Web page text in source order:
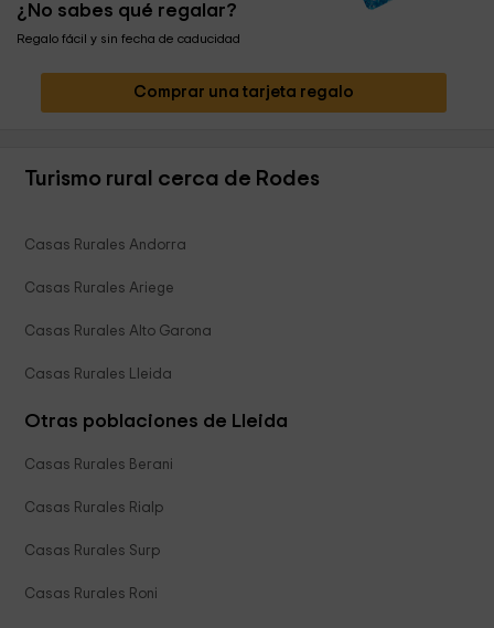
¿No sabes qué regalar?
Regalo fácil y sin fecha de caducidad
Comprar una tarjeta regalo
Turismo rural cerca de Rodes
Casas Rurales Andorra
Casas Rurales Ariege
Casas Rurales Alto Garona
Casas Rurales Lleida
Otras poblaciones de Lleida
Casas Rurales Berani
Casas Rurales Rialp
Casas Rurales Surp
Casas Rurales Roni